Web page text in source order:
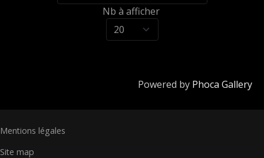
Nb à afficher
Powered by Phoca Gallery
Mentions légales
Site map